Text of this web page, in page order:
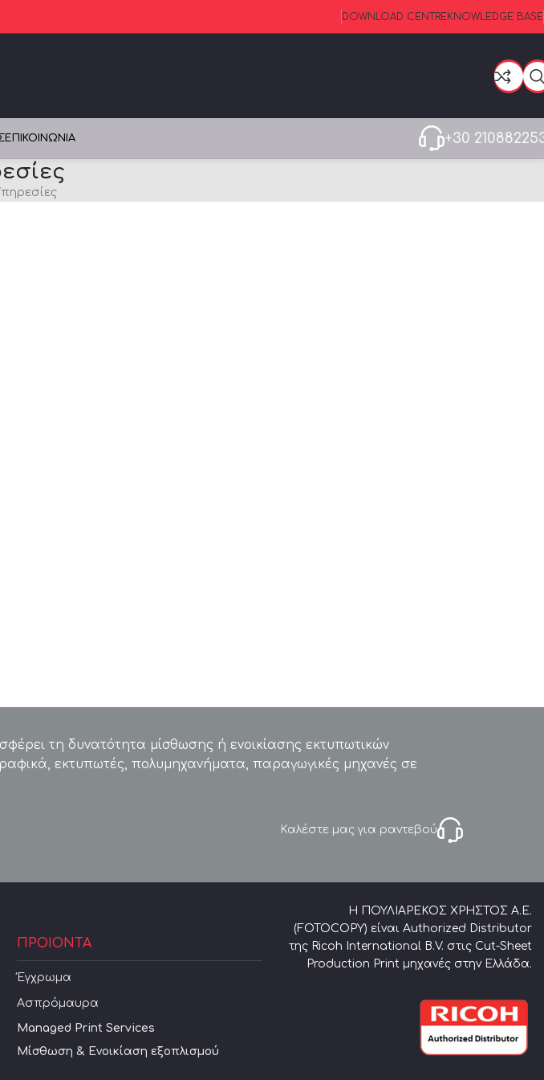
DOWNLOAD CENTREKNOWLEDGE BASE
ΕΠΙΚΟΙΝΩΝΊΑ +30
τη δυνατότητα μίσθωσης ή ενοικίασης εκτυπωτικών
εκτυπωτές, πολυμηχανήματα, παραγωγικές μηχανές σε
Καλέστε μας για ραντεβού
ΠΡΟΙΟΝΤΑ
Έγχρωμα
Ασπρόμαυρα
Managed Print Services
Μίσθωση & Ενοικίαση εξοπλισμού
Η ΠΟΥΛΙΑΡΕΚΟΣ ΧΡΗΣΤΟΣ Α.Ε.
(FOTOCOPY) είναι Authorized Distributor
της Ricoh International B.V. στις Cut-Sheet
Production Print μηχανές στην Ελλάδα.